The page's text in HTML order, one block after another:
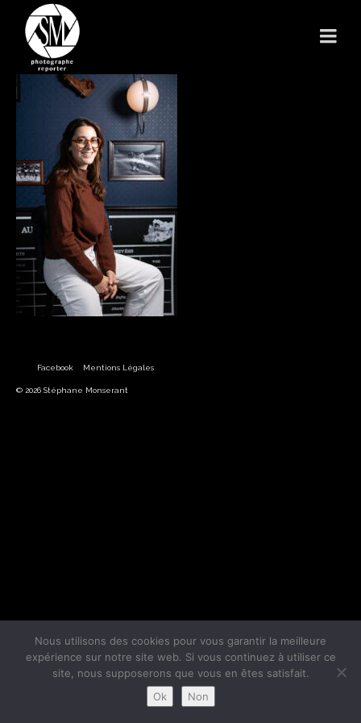
Facebook Mentions Légales
© 2026 Stéphane Monserant
Nous utilisons des cookies pour vous garantir la meilleure
expérience sur notre site web. Si vous continuez à utiliser ce
site, nous supposerons que vous en êtes satisfait.
Ok
Non